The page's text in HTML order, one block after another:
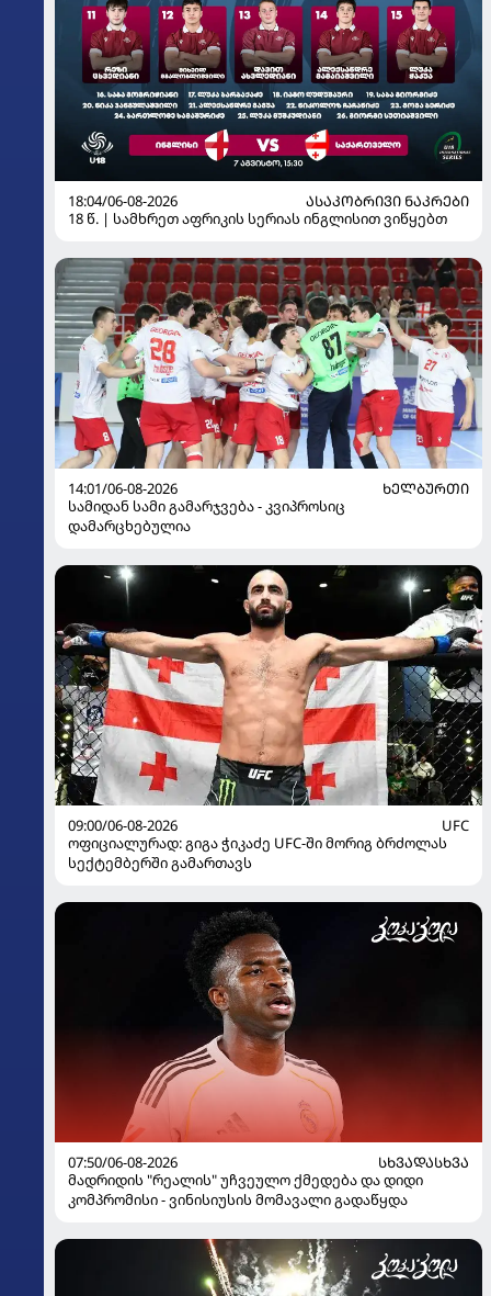
18:04/06-08-2026
ᲐᲡᲐᲙᲝᲑᲠᲘᲕᲘ ᲜᲐᲙᲠᲔᲑᲘ
18 წ. | სამხრეთ აფრიკის სერიას ინგლისით ვიწყებთ
14:01/06-08-2026
ᲮᲔᲚᲑᲣᲠᲗᲘ
სამიდან სამი გამარჯვება - კვიპროსიც
დამარცხებულია
09:00/06-08-2026
UFC
ოფიციალურად: გიგა ჭიკაძე UFC-ში მორიგ ბრძოლას
სექტემბერში გამართავს
07:50/06-08-2026
ᲡᲮᲕᲐᲓᲐᲡᲮᲕᲐ
მადრიდის "რეალის" უჩვეულო ქმედება და დიდი
კომპრომისი - ვინისიუსის მომავალი გადაწყდა